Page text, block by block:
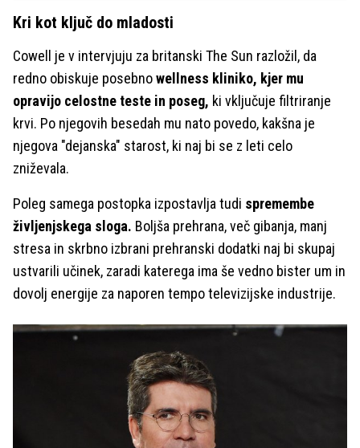
Kri kot ključ do mladosti
Cowell je v intervjuju za britanski The Sun razložil, da
redno obiskuje posebnowellness kliniko, kjer mu
opravijo celostne teste in poseg, ki vključuje filtriranje
krvi. Po njegovih besedah mu nato povedo, kakšna je
njegova "dejanska" starost, ki naj bi se z leti celo
zniževala.
Poleg samega postopka izpostavlja tudi spremembe
življenjskega sloga. Boljša prehrana, več gibanja, manj
stresa in skrbno izbrani prehranski dodatki naj bi skupaj
ustvarili učinek, zaradi katerega ima še vedno bister um in
dovolj energije za naporen tempo televizijske industrije.